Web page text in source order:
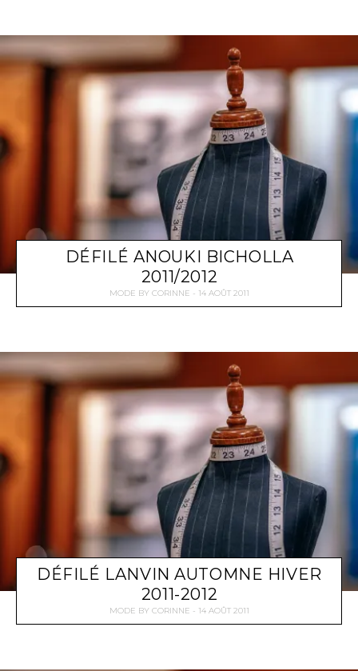
DÉFILÉ ANOUKI BICHOLLA
2011/2012
MODE BY CORINNE 14 AOÛT 2011
DÉFILÉ LANVIN AUTOMNE HIVER
2011-2012
MODE BY CORINNE 14 AOÛT 2011